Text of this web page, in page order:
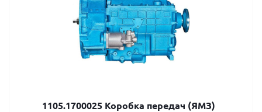
1105.1700025 Коробка передач (ЯМЗ)